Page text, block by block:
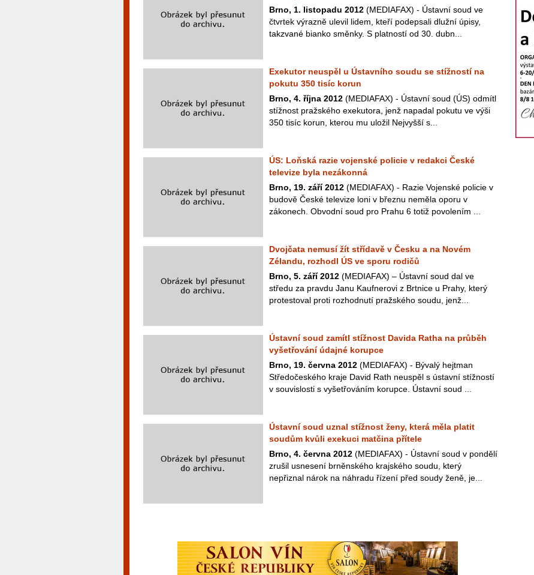
Brno, 1. listopadu 2012 (MEDIAFAX) - Ústavní soud ve
čtvrtek výrazně ulevil lidem, kteří podepsali dlužní úpisy,
takzvané bianko směnky. S platností od 30. dubn...
Exekutor neuspěl u Ústavního soudu se stížností na
pokutu 350 tisíc korun
Brno, 4. října 2012 (MEDIAFAX) - Ústavní soud (ÚS) odmítl
stížnost pražského exekutora, jenž napadal pokutu ve výši
350 tisíc korun, kterou mu uložil Nejvyšší s...
ÚS: Loňská razie vojenské policie v redakci České
televize byla nezákonná
Brno, 19. září 2012 (MEDIAFAX) - Razie Vojenské policie v
budově České televize loni v březnu neměla oporu v
zákonech. Obvodní soud pro Prahu 6 totiž povolením ...
Dvojčata nemusí žít střídavě v Česku a na Novém
Zélandu, rozhodl ÚS ve sporu rodičů
Brno, 5. září 2012 (MEDIAFAX) – Ústavní soud dal ve
středu za pravdu Janu Kaufnerovi z Brtnice u Prahy, který
protestoval proti rozhodnutí pražského soudu, jenž...
Ústavní soud zamítl stížnost Davida Ratha na průběh
vyšetřování údajné korupce
Brno, 19. června 2012 (MEDIAFAX) - Bývalý hejtman
Středočeského kraje David Rath neuspěl s ústavní stížností
v souvislosti s vyšetřováním korupce. Ústavní soud ...
Ústavní soud uznal stížnost ženy, která měla platit
soudům kvůli exekuci matčina přítele
Brno, 4. června 2012 (MEDIAFAX) - Ústavní soud v pondělí
zrušil usnesení brněnského krajského soudu, který
nepřiznal nárok na náhradu řízení před soudy ženě, je...